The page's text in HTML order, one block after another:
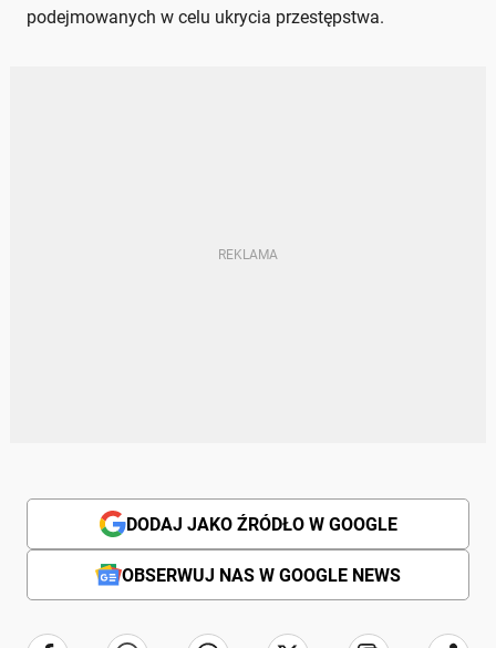
podejmowanych w celu ukrycia przestępstwa.
DODAJ JAKO ŹRÓDŁO W GOOGLE
OBSERWUJ NAS W GOOGLE NEWS